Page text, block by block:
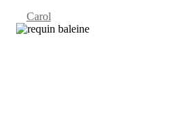
Carol